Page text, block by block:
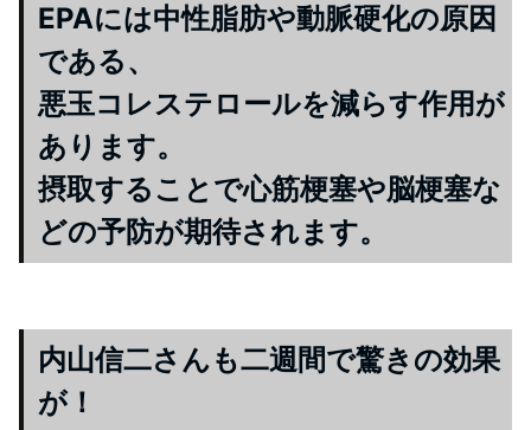
EPAには中性脂肪や動脈硬化の原因
である、
悪玉コレステロールを減らす作用が
あります。
摂取することで心筋梗塞や脳梗塞な
どの予防が期待されます。
内山信二さんも二週間で驚きの効果
が！